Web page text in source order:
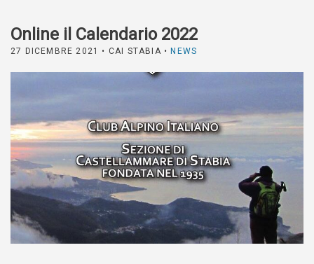
Online il Calendario 2022
27 DICEMBRE 2021 • CAI STABIA •NEWS